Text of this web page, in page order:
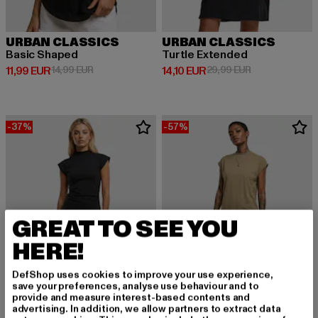
URBAN CLASSICS
Basic Shaped
11,99 EUR
Derzeitiger Preis: 11,99 EUR
14,99 EURAktionspreis: 14,99 EUR
URBAN CLASSICS
Turtle Extended
14,10 EUR
Derzeitiger Preis: 14,10 EUR
29,99 EURAktionspreis:
-37% -57%
GREAT TO SEE YOU
HERE!
DefShop uses cookies to improve your use experience,
save your preferences, analyse use behaviour and to
provide and measure interest-based contents and
advertising. In addition, we allow partners to extract data